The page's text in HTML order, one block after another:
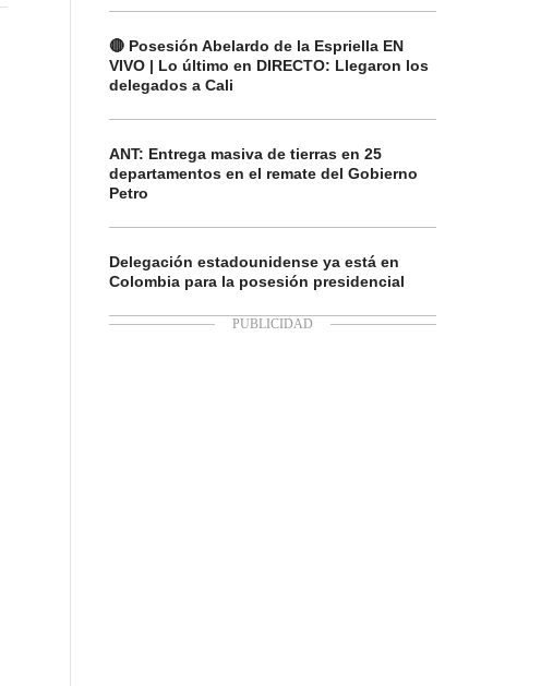
🔴 Posesión Abelardo de la Espriella EN
VIVO | Lo último en DIRECTO: Llegaron los
delegados a Cali
ANT: Entrega masiva de tierras en 25
departamentos en el remate del Gobierno
Petro
Delegación estadounidense ya está en
Colombia para la posesión presidencial